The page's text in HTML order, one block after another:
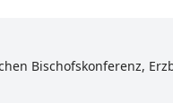
Bischofskonferenz,